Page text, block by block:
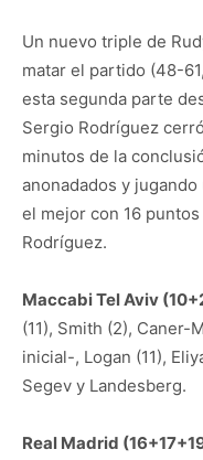
Un nuevo triple de
matar el partido (48-
esta segunda parte
Sergio Rodríguez
minutos de la
anonadados y
el mejor con 16
Rodríguez.
Maccabi Tel Aviv
(11), Smith (2), Caner-
inicial-, Logan (11),
Segev y Landesberg.
Real Madrid